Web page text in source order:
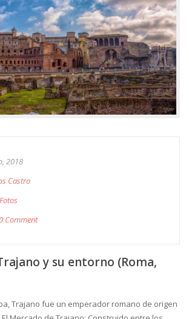
2018
Castro
Fotos
Comment
y su entorno (Roma,
Trajano fue un emperador romano de origen